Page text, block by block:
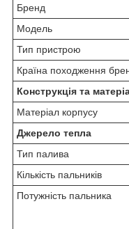
Бренд
Модель
Тип пристрою
Країна походження
Конструкція та
Матеріал корпусу
Джерело тепла
Тип палива
Кількість пальників
Потужність пальника